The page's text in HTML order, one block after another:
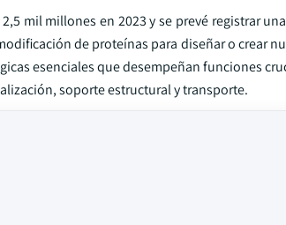
mil millones en 2023 y se prevé registrar
de proteínas para diseñar o crear
esenciales que desempeñan funciones
soporte estructural y transporte.